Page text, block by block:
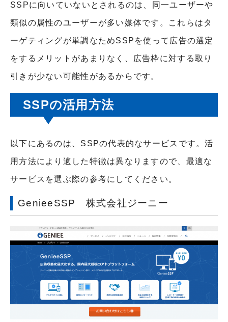
SSPに向いていないとされるのは、同一ユーザーや
類似の属性のユーザーが多い媒体です。これらはタ
ーゲティングが単調なためSSPを使って広告の選定
をするメリットがあまりなく、広告枠に対する取り
引きが少ない可能性があるからです。
SSPの活用方法
以下にあるのは、SSPの代表的なサービスです。活
用方法により適した特徴は異なりますので、最適な
サービスを選ぶ際の参考にしてください。
GenieeSSP 株式会社ジーニー